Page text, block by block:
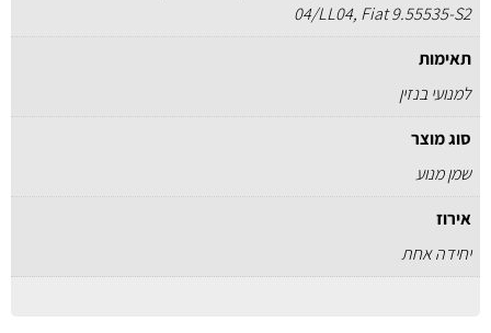
04/LL04, Fiat 9.55535-S2
תאימות
למנועי בנזין
סוג מוצר
שמן מנוע
אירוז
יחידה אחת